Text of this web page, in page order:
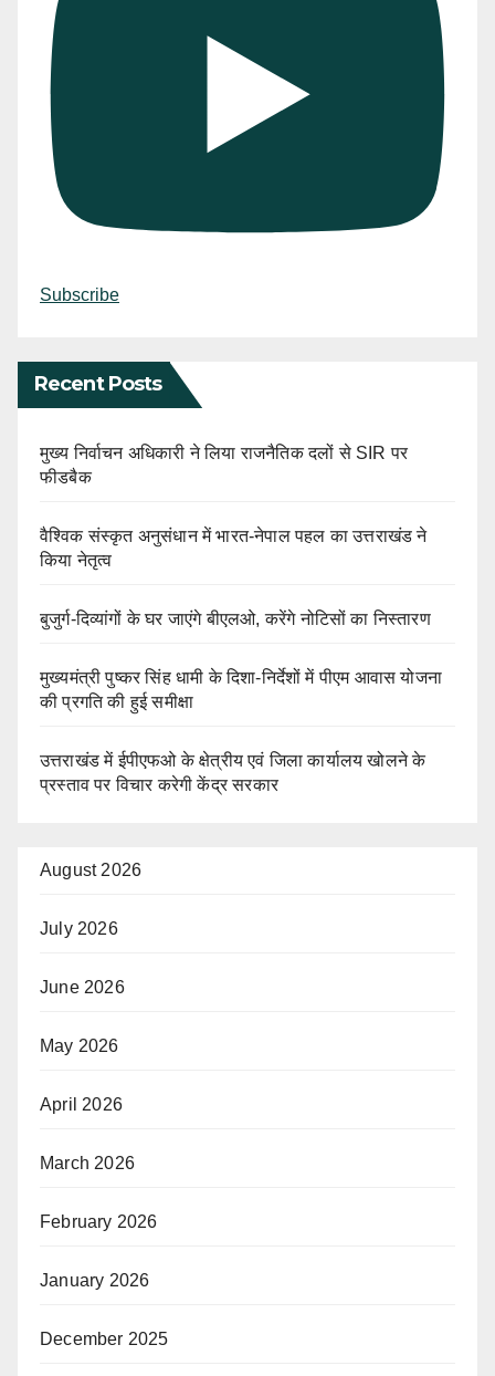
Subscribe
Recent Posts
मुख्य निर्वाचन अधिकारी ने लिया राजनैतिक दलों से SIR पर
फीडबैक
वैश्विक संस्कृत अनुसंधान में भारत-नेपाल पहल का उत्तराखंड ने
किया नेतृत्व
बुजुर्ग-दिव्यांगों के घर जाएंगे बीएलओ, करेंगे नोटिसों का निस्तारण
मुख्यमंत्री पुष्कर सिंह धामी के दिशा-निर्देशों में पीएम आवास योजना
की प्रगति की हुई समीक्षा
उत्तराखंड में ईपीएफओ के क्षेत्रीय एवं जिला कार्यालय खोलने के
प्रस्ताव पर विचार करेगी केंद्र सरकार
August 2026
July 2026
June 2026
May 2026
April 2026
March 2026
February 2026
January 2026
December 2025